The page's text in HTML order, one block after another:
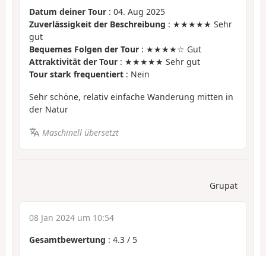
Datum deiner Tour : 04. Aug 2025
Zuverlässigkeit der Beschreibung : ★★★★★ Sehr
gut
Bequemes Folgen der Tour : ★★★★☆ Gut
Attraktivität der Tour : ★★★★★ Sehr gut
Tour stark frequentiert : Nein
Sehr schöne, relativ einfache Wanderung mitten in
der Natur
Maschinell übersetzt
Grupat
08 Jan 2024 um 10:54
Gesamtbewertung : 4.3 / 5